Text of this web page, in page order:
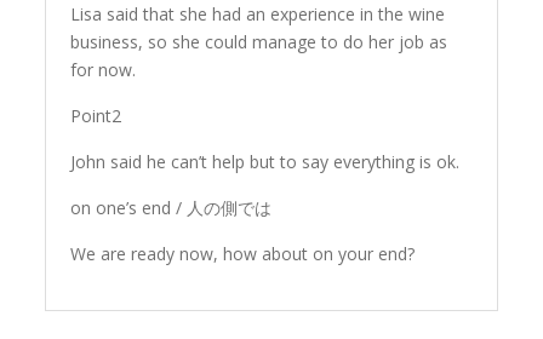
Lisa said that she had an experience in the wine
business, so she could manage to do her job as
for now.
Point2
John said he can’t help but to say everything is ok.
on one’s end / 人の側では
We are ready now, how about on your end?